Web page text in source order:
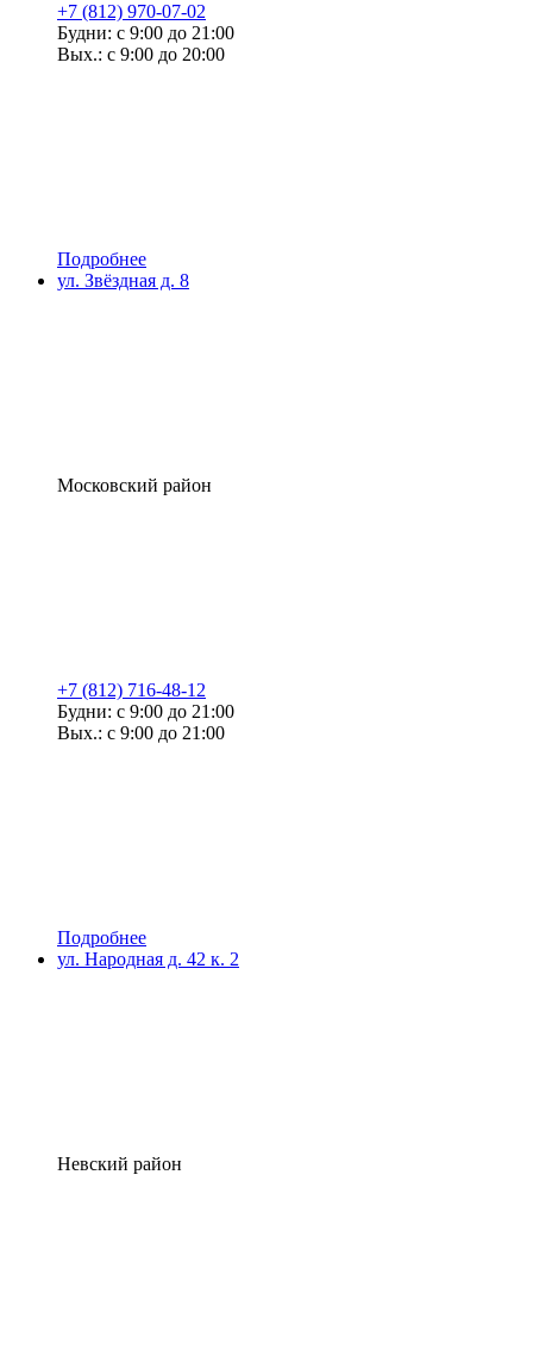
+7 (812) 970-07-02
Будни: с 9:00 до 21:00
Вых.: с 9:00 до 20:00
Подробнее
ул. Звёздная д. 8
Московский район
+7 (812) 716-48-12
Будни: с 9:00 до 21:00
Вых.: с 9:00 до 21:00
Подробнее
ул. Народная д. 42 к. 2
Невский район